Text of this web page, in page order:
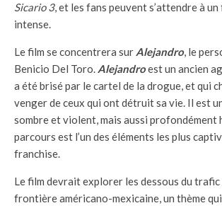
Sicario 3, et les fans peuvent s’attendre à
intense.
Le film se concentrera sur Alejandro, le
Benicio Del Toro. Alejandroest un ancien
a été brisé par le cartel de la drogue, et qui
venger de ceux qui ont détruit sa vie. Il est
sombre et violent, mais aussi profondément
parcours est l’un des éléments les plus
franchise.
Le film devrait explorer les dessous du trafic
frontière américano-mexicaine, un thème